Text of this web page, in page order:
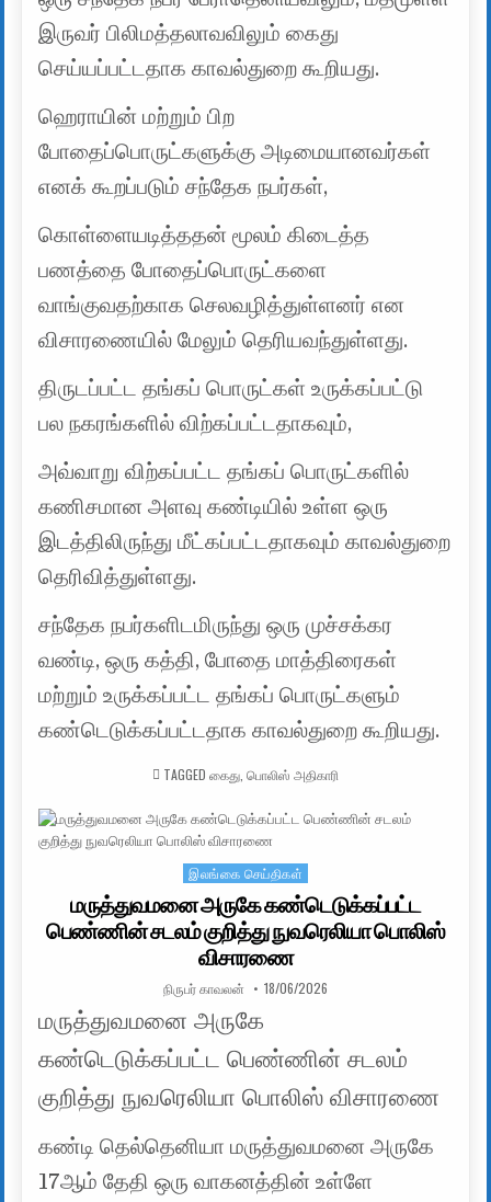
இருவர் பிலிமத்தலாவவிலும் கைது
செய்யப்பட்டதாக காவல்துறை கூறியது.
ஹெராயின் மற்றும் பிற
போதைப்பொருட்களுக்கு அடிமையானவர்கள்
எனக் கூறப்படும் சந்தேக நபர்கள்,
கொள்ளையடித்ததன் மூலம் கிடைத்த
பணத்தை போதைப்பொருட்களை
வாங்குவதற்காக செலவழித்துள்ளனர் என
விசாரணையில் மேலும் தெரியவந்துள்ளது.
திருடப்பட்ட தங்கப் பொருட்கள் உருக்கப்பட்டு
பல நகரங்களில் விற்கப்பட்டதாகவும்,
அவ்வாறு விற்கப்பட்ட தங்கப் பொருட்களில்
கணிசமான அளவு கண்டியில் உள்ள ஒரு
இடத்திலிருந்து மீட்கப்பட்டதாகவும் காவல்துறை
தெரிவித்துள்ளது.
சந்தேக நபர்களிடமிருந்து ஒரு முச்சக்கர
வண்டி, ஒரு கத்தி, போதை மாத்திரைகள்
மற்றும் உருக்கப்பட்ட தங்கப் பொருட்களும்
கண்டெடுக்கப்பட்டதாக காவல்துறை கூறியது.
TAGGED கைது பொலிஸ் அதிகாரி
Posted in
இலங்கை செய்திகள்
மருத்துவமனை அருகே கண்டெடுக்கப்பட்ட
பெண்ணின் சடலம் குறித்து நுவரெலியா பொலிஸ்
விசாரணை
AUTHOR:
நிருபர் காவலன் PUBLISHED DATE:
18/06/2026
மருத்துவமனை அருகே
கண்டெடுக்கப்பட்ட பெண்ணின் சடலம்
குறித்து நுவரெலியா பொலிஸ் விசாரணை
கண்டி தெல்தெனியா மருத்துவமனை அருகே
17ஆம் தேதி ஒரு வாகனத்தின் உள்ளே